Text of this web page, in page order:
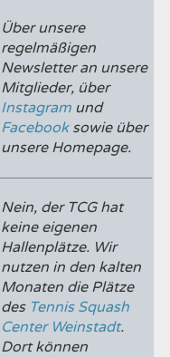
Über unsere
regelmäßigen
Newsletter an unsere
Mitglieder, über
Instagram und
Facebook sowie über
unsere Homepage.
Nein, der TCG hat
keine eigenen
Hallenplätze. Wir
nutzen in den kalten
Monaten die Plätze
des Tennis Squash
Center Weinstadt.
Dort können